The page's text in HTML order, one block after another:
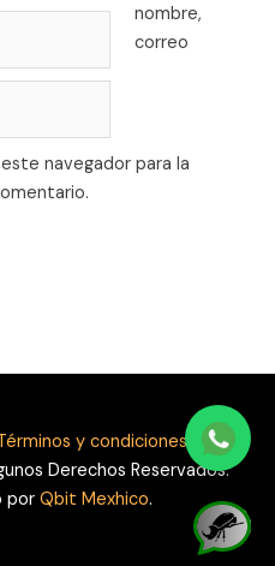
nombre,
correo
navegador para la
y condiciones
Derechos Reservados.
por Qbit Mexhico.